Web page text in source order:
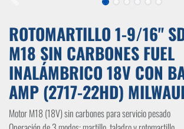
ROTOMARTILLO 1-9/16"
M18 SIN CARBONES FUEL
INALÁMBRICO 18V CON
AMP (2717-22HD)
Motor M18 (18V) sin carbones para servicio pesado